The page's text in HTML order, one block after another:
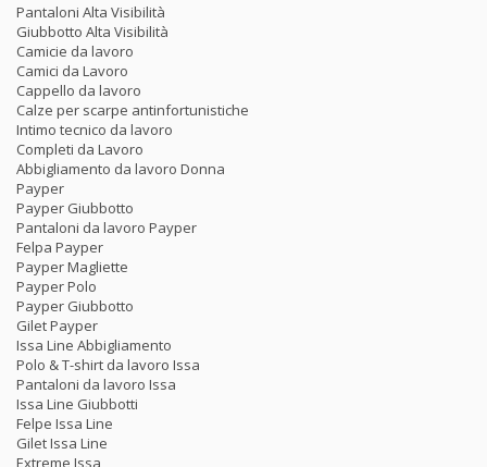
Pantaloni Alta Visibilità
Giubbotto Alta Visibilità
Camicie da lavoro
Camici da Lavoro
Cappello da lavoro
Calze per scarpe antinfortunistiche
Intimo tecnico da lavoro
Completi da Lavoro
Abbigliamento da lavoro Donna
Payper
Payper Giubbotto
Pantaloni da lavoro Payper
Felpa Payper
Payper Magliette
Payper Polo
Payper Giubbotto
Gilet Payper
Issa Line Abbigliamento
Polo & T-shirt da lavoro Issa
Pantaloni da lavoro Issa
Issa Line Giubbotti
Felpe Issa Line
Gilet Issa Line
Extreme Issa